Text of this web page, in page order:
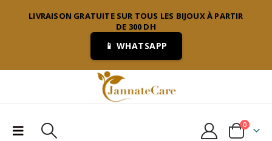
LIVRAISON GRATUITE SUR TOUS LES BIJOUX À PARTIR
DE 300 DH
📱 WHATSAPP
0